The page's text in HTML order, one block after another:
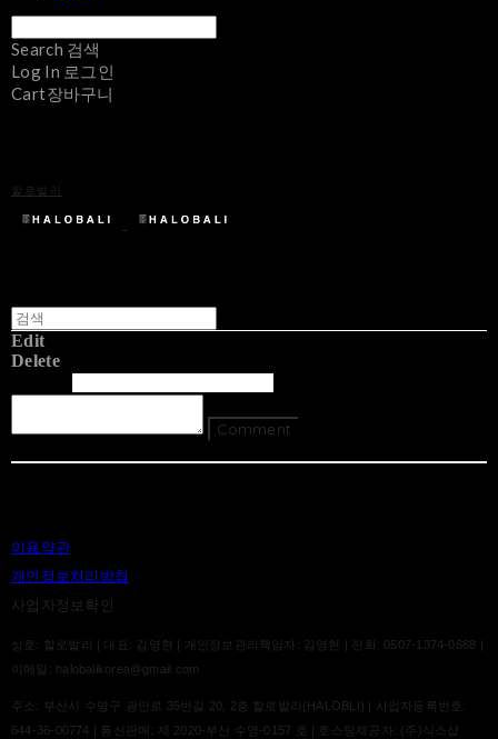
Search 검색
Log In 로그인
Cart장바구니
할로발리
Edit
Delete
Comment
이용약관
개인정보처리방침
사업자정보확인
상호: 할로발리 | 대표: 김영현 | 개인정보관리책임자: 김영현 | 전화: 0507-1374-0688 |
이메일: halobalikorea@gmail.com
주소: 부산시 수영구 광안로 35번길 20, 2층 할로발리(HALOBLI) | 사업자등록번호:
644-36-00774 | 통신판매: 제 2020-부산 수영-0157 호 | 호스팅제공자: (주)식스샵